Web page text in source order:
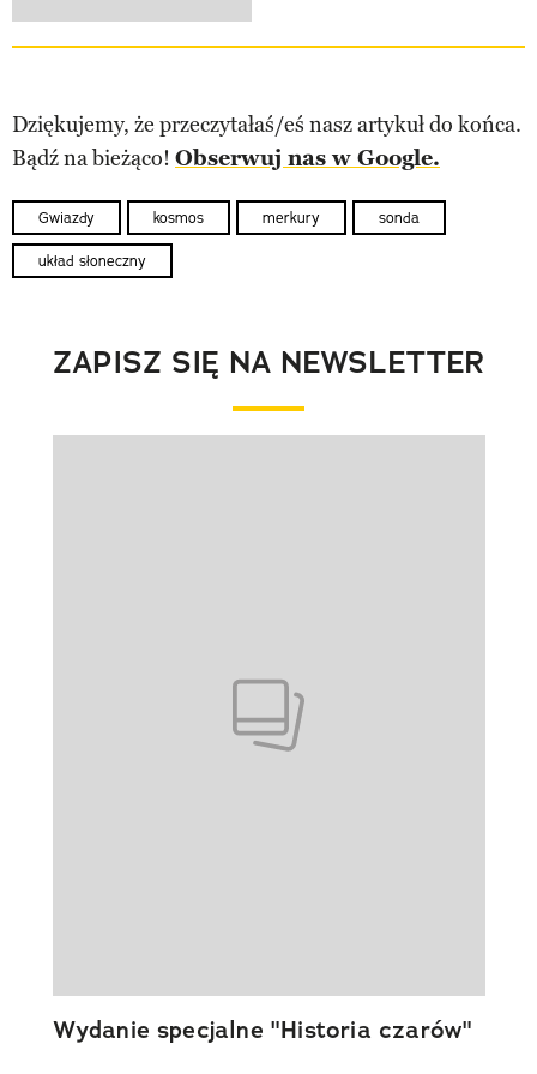
Dziękujemy, że przeczytałaś/eś nasz artykuł do końca.
Bądź na bieżąco! Obserwuj nas w Google.
Gwiazdy kosmos merkury sonda
układ słoneczny
ZAPISZ SIĘ NA NEWSLETTER
Wydanie specjalne "Historia czarów"